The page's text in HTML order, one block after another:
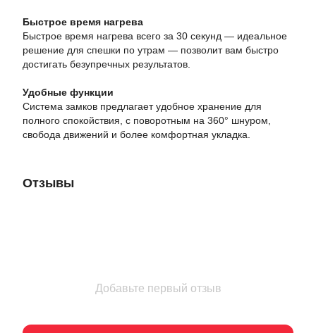
Быстрое время нагрева
Быстрое время нагрева всего за 30 секунд — идеальное
решение для спешки по утрам — позволит вам быстро
достигать безупречных результатов.
Удобные функции
Система замков предлагает удобное хранение для
полного спокойствия, с поворотным на 360° шнуром,
свобода движений и более комфортная укладка.
Отзывы
Добавьте первый отзыв